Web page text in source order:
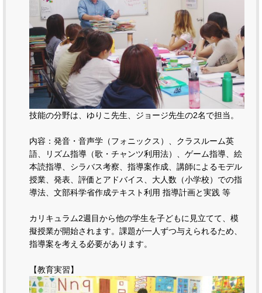
技能の分野は、ゆりこ先生、ジョージ先生の2名で担当。
内容：発音・音声学（フォニックス）、クラスルーム英
語、リズム指導（歌・チャンツ利用法）、ゲーム指導、絵
本読指導、シラバス考察、指導案作成、講師によるモデル
授業、発表、評価とアドバイス、大人数（小学校）での指
導法、文部科学省作成テキスト利用 指導計画と実践 等
カリキュラム2週目から他の学生を子どもに見立てて、模
擬授業が開始されます。課題が一人ずつ与えられるため、
指導案を考える必要があります。
【教育実習】